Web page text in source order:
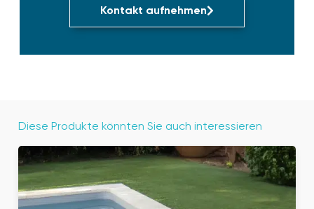
Kontakt aufnehmen
Diese Produkte könnten Sie auch interessieren